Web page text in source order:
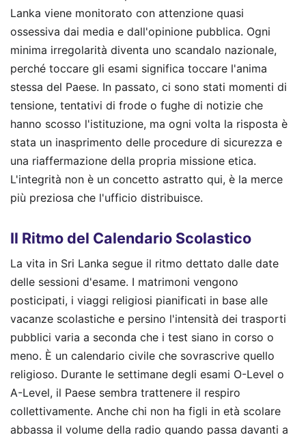
Lanka viene monitorato con attenzione quasi
ossessiva dai media e dall'opinione pubblica. Ogni
minima irregolarità diventa uno scandalo nazionale,
perché toccare gli esami significa toccare l'anima
stessa del Paese. In passato, ci sono stati momenti di
tensione, tentativi di frode o fughe di notizie che
hanno scosso l'istituzione, ma ogni volta la risposta è
stata un inasprimento delle procedure di sicurezza e
una riaffermazione della propria missione etica.
L'integrità non è un concetto astratto qui, è la merce
più preziosa che l'ufficio distribuisce.
Il Ritmo del Calendario Scolastico
La vita in Sri Lanka segue il ritmo dettato dalle date
delle sessioni d'esame. I matrimoni vengono
posticipati, i viaggi religiosi pianificati in base alle
vacanze scolastiche e persino l'intensità dei trasporti
pubblici varia a seconda che i test siano in corso o
meno. È un calendario civile che sovrascrive quello
religioso. Durante le settimane degli esami O-Level o
A-Level, il Paese sembra trattenere il respiro
collettivamente. Anche chi non ha figli in età scolare
abbassa il volume della radio quando passa davanti a